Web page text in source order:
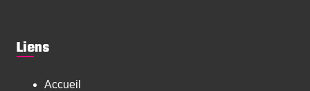
Liens
Accueil